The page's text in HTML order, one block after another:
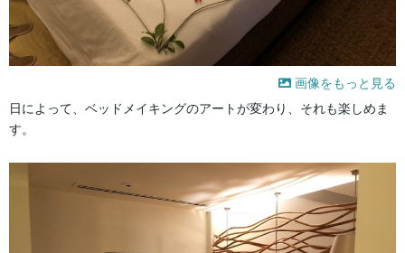
画像をもっと見る
日によって、ベッドメイキングのアートが変わり、それも楽しめま
す。